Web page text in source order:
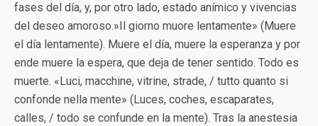
fases del día, y, por otro lado, estado anímico y vivencias
del deseo amoroso.»Il giorno muore lentamente» (Muere
el día lentamente). Muere el día, muere la esperanza y por
ende muere la espera, que deja de tener sentido. Todo es
muerte. «Luci, macchine, vitrine, strade, / tutto quanto si
confonde nella mente» (Luces, coches, escaparates,
calles, / todo se confunde en la mente). Tras la anestesia